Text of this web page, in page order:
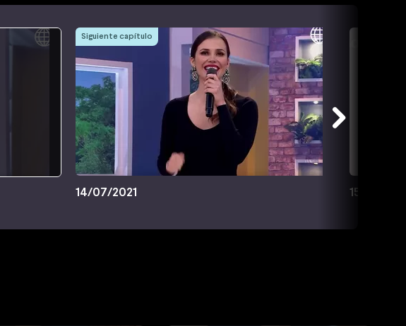
Siguiente capítulo
14/07/2021 15/07/